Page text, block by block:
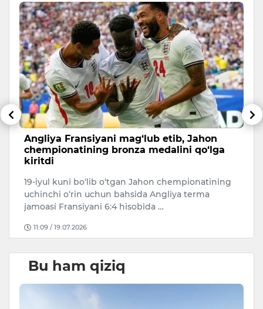
Angliya Fransiyani mag‘lub etib, Jahon
chempionatining bronza medalini qo‘lga
kiritdi
19-iyul kuni bo‘lib o‘tgan Jahon chempionatining
uchinchi o‘rin uchun bahsida Angliya terma
jamoasi Fransiyani 6:4 hisobida …
11:09 / 19.07.2026
Bu ham qiziq